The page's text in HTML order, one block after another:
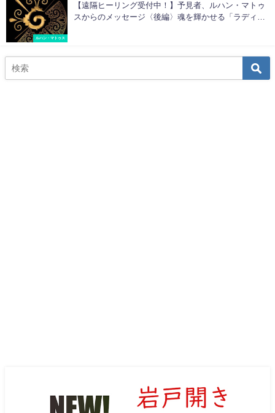
ルハン・マトゥス
【遠隔ヒーリング受付中！】予見者、ルハン・マトゥ
スからのメッセージ〈後編〉魂を輝かせる「ラディア